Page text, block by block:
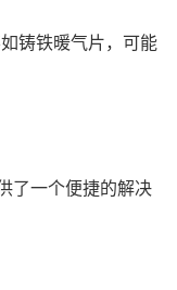
铸铁暖气片，可能
了一个便捷的解决